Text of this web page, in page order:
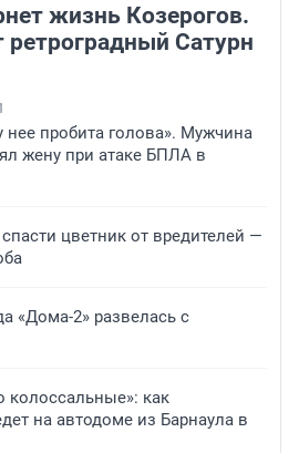
жизнь Козерогов.
ретроградный Сатурн
нее пробита голова». Мужчина
жену при атаке БПЛА в
цветник от вредителей —
«Дома-2» развелась с
колоссальные»: как
на автодоме из Барнаула в